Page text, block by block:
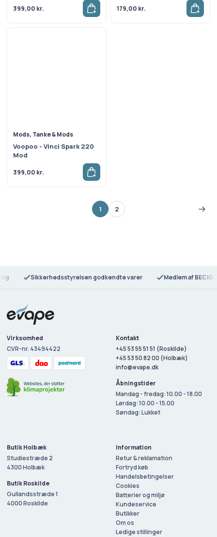
399,00 kr. 179,00 kr.
Mods, Tanke & Mods
Voopoo - Vinci Spark 220
Mod
399,00 kr.
1 2
Sikkerhedsstyrelsen godkendte varer Medlem af BECIG
Virksomhed
CVR-nr. 43494422
Kontakt
+45 53 55 51 51 (Roskilde)
+4553 50 82 00 (Holbæk)
info@evape.dk
Åbningstider
Mandag - fredag: 10.00 - 18.00
Lørdag: 10.00 - 15.00
Søndag: Lukket
Butik Holbæk
Studiestræde 2
4300 Holbæk
Butik Roskilde
Gullandsstræde 1
4000 Roskilde
Information
Retur & reklamation
Fortryd køb
Handelsbetingelser
Cookies
Batterier og miljø
Kundeservice
Butikker
Om os
Ledige stillinger